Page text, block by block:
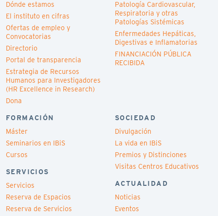
Dónde estamos
El instituto en cifras
Ofertas de empleo y
Convocatorias
Directorio
Portal de transparencia
Estrategia de Recursos
Humanos para Investigadores
(HR Excellence in Research)
Dona
Patología Cardiovascular,
Respiratoria y otras
Patologías Sistémicas
Enfermedades Hepáticas,
Digestivas e Inflamatorias
FINANCIACIÓN PÚBLICA
RECIBIDA
FORMACIÓN
Máster
Seminarios en IBiS
Cursos
SERVICIOS
Servicios
Reserva de Espacios
Reserva de Servicios
SOCIEDAD
Divulgación
La vida en IBiS
Premios y Distinciones
Visitas Centros Educativos
ACTUALIDAD
Noticias
Eventos